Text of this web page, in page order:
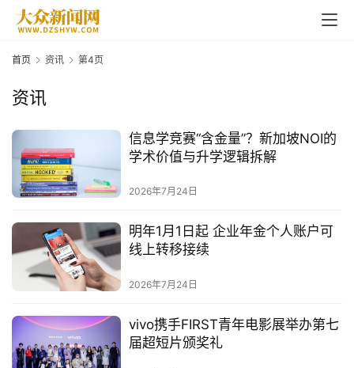
首页 资讯 第4页
资讯
信息学竞赛“含金量”？新加坡NOI的
学术价值与升学逻辑拆解
2026年7月24日
明年1月1日起 企业年金个人账户可
线上转移接续
2026年7月24日
vivo携手FIRST青年电影展举办第七
届超短片颁奖礼